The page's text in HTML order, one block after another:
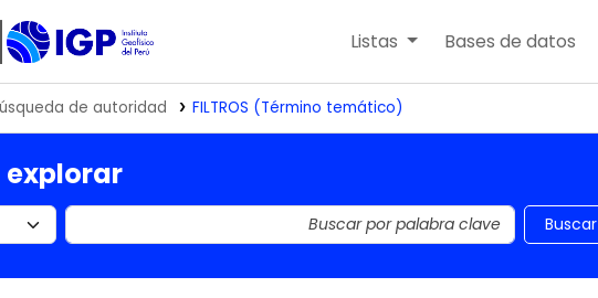
Biblioteca IGP
Listas Bases de datos
de autoridad FILTROS (Término temático)
explorar
by: Buscar en el catálogo por palabra clave Buscar